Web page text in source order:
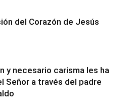
del Corazón de Jesús
y necesario carisma les ha
Señor a través del padre